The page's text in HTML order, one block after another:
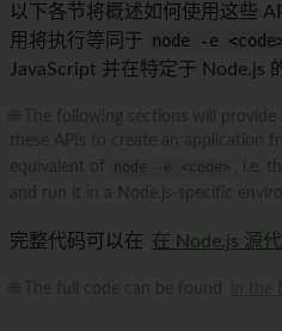
以下各节将概述如何使用这些
用将执行等同于 node -e
JavaScript 并在特定于 Node.js
完整代码可以在 在 Node.js 源